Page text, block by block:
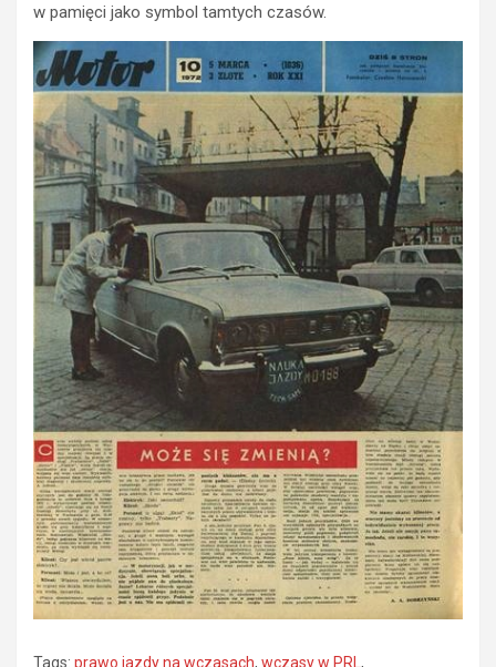
w pamięci jako symbol tamtych czasów.
Tags: prawo jazdy na wczasach, wczasy w PRL ,